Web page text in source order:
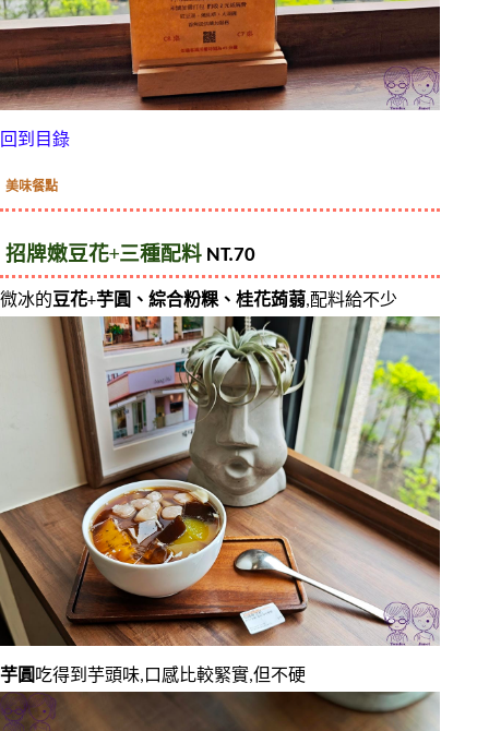
回到目錄
美味餐點
招牌嫩豆花+三種配料 NT.70
微冰的豆花+芋圓、綜合粉粿、桂花蒟蒻,配料給不少
芋圓吃得到芋頭味,口感比較緊實,但不硬